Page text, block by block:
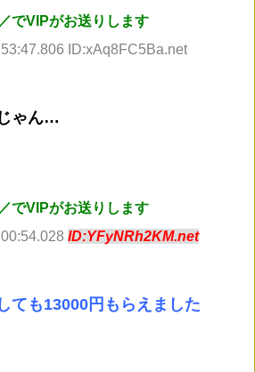
でVIPがお送りします
ID:xAq8FC5Ba.net
ゃん…
でVIPがお送りします
ID:YFyNRh2KM.net
ても13000円もらえました